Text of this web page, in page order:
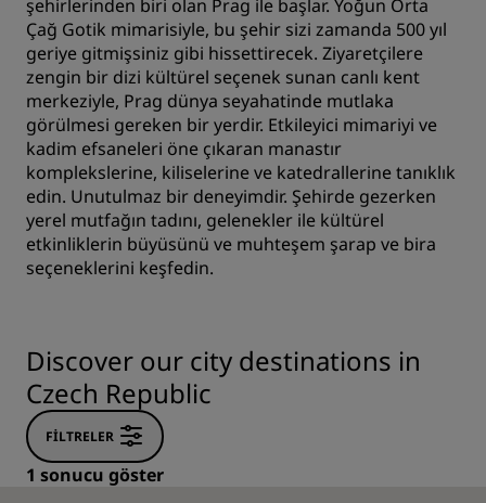
şehirlerinden biri olan Prag ile başlar. Yoğun Orta
Çağ Gotik mimarisiyle, bu şehir sizi zamanda 500 yıl
geriye gitmişsiniz gibi hissettirecek. Ziyaretçilere
zengin bir dizi kültürel seçenek sunan canlı kent
merkeziyle, Prag dünya seyahatinde mutlaka
görülmesi gereken bir yerdir. Etkileyici mimariyi ve
kadim efsaneleri öne çıkaran manastır
komplekslerine, kiliselerine ve katedrallerine tanıklık
edin. Unutulmaz bir deneyimdir. Şehirde gezerken
yerel mutfağın tadını, gelenekler ile kültürel
etkinliklerin büyüsünü ve muhteşem şarap ve bira
seçeneklerini keşfedin.
Discover our city destinations in
Czech Republic
FILTRELER
1 sonucu göster